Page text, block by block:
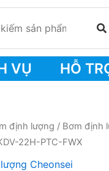
VỤ HỖ
định lượng / Bơm định
22H-PTC-FWX
Cheonsei